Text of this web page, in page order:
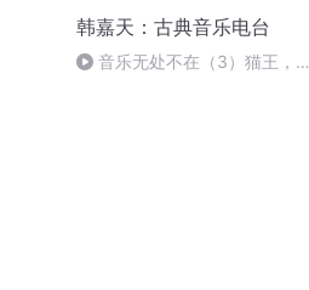
韩嘉天：古典音乐电台
音乐无处不在（3）猫王，埃